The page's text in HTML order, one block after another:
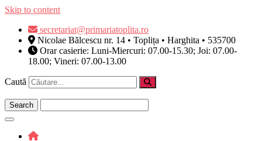
Skip to content
secretariat@primariatoplita.ro
Nicolae Bălcescu nr. 14 • Toplița • Harghita • 535700
Orar casierie: Luni-Miercuri: 07.00-15.30; Joi: 07.00-
18.00; Vineri: 07.00-13.00
Caută